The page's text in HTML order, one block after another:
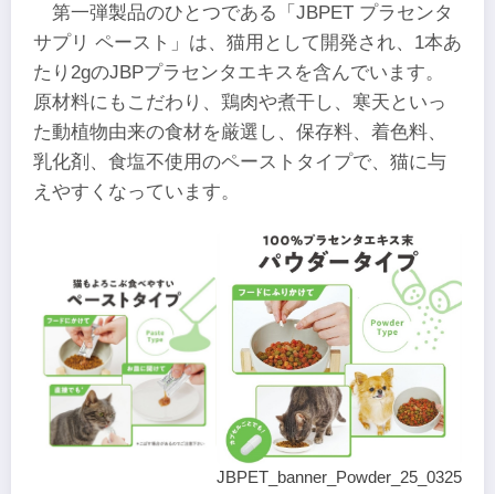
第一弾製品のひとつである「JBPET プラセンタ
サプリ ペースト」は、猫用として開発され、1本あ
たり2gのJBPプラセンタエキスを含んでいます。
原材料にもこだわり、鶏肉や煮干し、寒天といっ
た動植物由来の食材を厳選し、保存料、着色料、
乳化剤、食塩不使用のペーストタイプで、猫に与
えやすくなっています。
JBPET_banner_Powder_25_0325